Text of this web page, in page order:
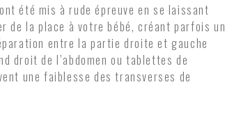
été mis à rude épreuve en se laissant
de la place à votre bébé, créant parfois un
entre la partie droite et gauche
droit de l’abdomen ou tablettes de
une faiblesse des transverses de